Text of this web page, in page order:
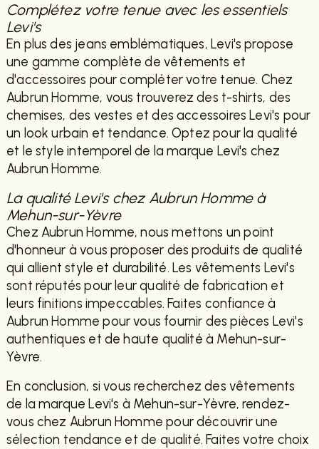
Complétez votre tenue avec les essentiels
Levi's
En plus des jeans emblématiques, Levi's propose
une gamme complète de vêtements et
d'accessoires pour compléter votre tenue. Chez
Aubrun Homme, vous trouverez des t-shirts, des
chemises, des vestes et des accessoires Levi's pour
un look urbain et tendance. Optez pour la qualité
et le style intemporel de la marque Levi's chez
Aubrun Homme.
La qualité Levi's chez Aubrun Homme à
Mehun-sur-Yèvre
Chez Aubrun Homme, nous mettons un point
d'honneur à vous proposer des produits de qualité
qui allient style et durabilité. Les vêtements Levi's
sont réputés pour leur qualité de fabrication et
leurs finitions impeccables. Faites confiance à
Aubrun Homme pour vous fournir des pièces Levi's
authentiques et de haute qualité à Mehun-sur-
Yèvre.
En conclusion, si vous recherchez des vêtements
de la marque Levi's à Mehun-sur-Yèvre, rendez-
vous chez Aubrun Homme pour découvrir une
sélection tendance et de qualité. Faites votre choix